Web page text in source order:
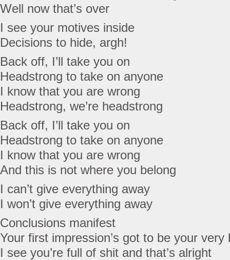
Well now that’s over
I see your motives inside
Decisions to hide, argh!
Back off, I’ll take you on
Headstrong to take on anyone
I know that you are wrong
Headstrong, we’re headstrong
Back off, I’ll take you on
Headstrong to take on anyone
I know that you are wrong
And this is not where you belong
I can’t give everything away
I won’t give everything away
Conclusions manifest
Your first impression’s got to be your very
I see you’re full of shit and that’s alright